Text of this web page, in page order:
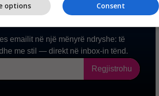
Consent
options